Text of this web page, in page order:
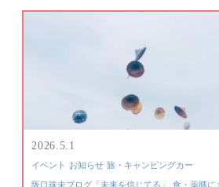
2026.5.1
イベント お知らせ 旅・キャンピングカー
阪口珠未ブログ「未来を信じてる」 食・薬膳に